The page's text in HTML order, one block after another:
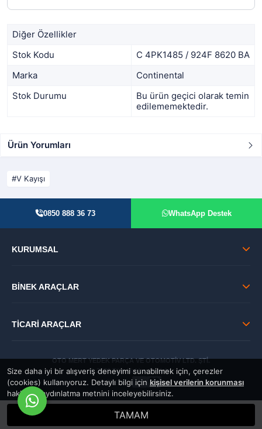
Size daha iyi bir alışveriş deneyimi sunabilmek için, çerezler
(cookies) kullanıyoruz. Detaylı bilgi için kişisel verilerin korunması
hakkında aydınlatma metnini inceleyebilirsiniz.
TAMAM
Diğer Özellikler
Stok Kodu
C 4PK1485 / 924F 8620 BA
Marka
Continental
Stok Durumu
Bu ürün geçici olarak temin
edilememektedir.
Ürün Yorumları
V Kayışı
0850 888 36 73 WhatsApp Destek
KURUMSAL
BİNEK ARAÇLAR
TİCARİ ARAÇLAR
OTO MERT YEDEK PARÇA VE OTOMOTİV LTD. ŞTİ.
© 2026 Tüm Hakları Saklıdır.
GÜVENLİ: